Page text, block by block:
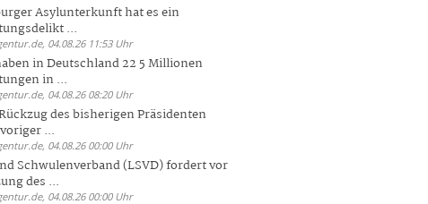
Asylunterkunft hat es ein
...
04.08.26 11:53 Uhr
in Deutschland 22 5 Millionen
in ...
04.08.26 08:20 Uhr
des bisherigen Präsidenten
...
04.08.26 00:00 Uhr
Schwulenverband (LSVD) fordert vor
des ...
04.08.26 00:00 Uhr